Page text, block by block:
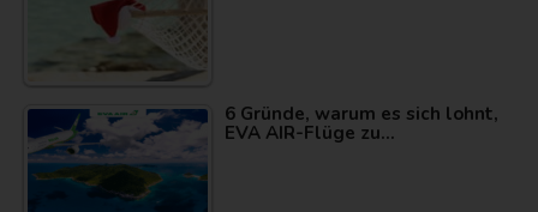
6 Gründe, warum es sich lohnt,
EVA AIR-Flüge zu…